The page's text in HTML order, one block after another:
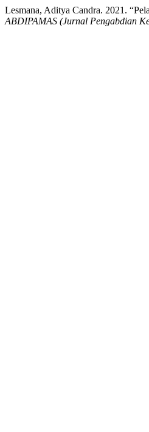
Lesmana, Aditya Candra. 2021.
ABDIPAMAS (Jurnal Pengabdian